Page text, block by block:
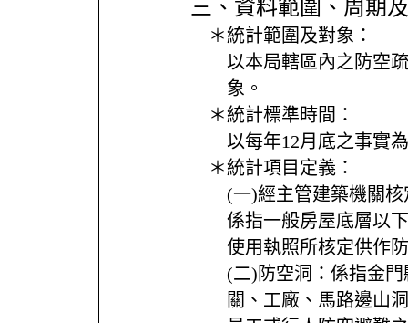
三、資料範圍、周期
＊統計範圍及對象：
以本局轄區內之防空
象。
＊統計標準時間：
以每年12月底之事實
＊統計項目定義：
(一)經主管建築機關
係指一般房屋底層以
使用執照所核定供作
(二)防空洞：係指金
關、工廠、馬路邊山